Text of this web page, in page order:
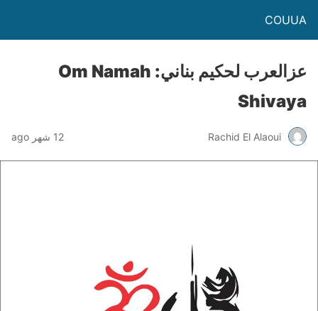
COUUA
عزالعرب لحكيم بناني: Om Namah
Shivaya
Rachid El Alaoui 12 شهر ago